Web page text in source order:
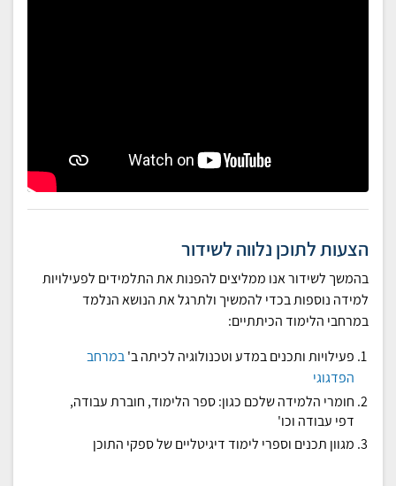
הצעות לתוכן נלווה לשידור
בהמשך לשידור אנו ממליצים להפנות את התלמידים לפעילויות
למידה נוספות בכדי להמשיך ולתרגל את הנושא הנלמד
במרחבי הלימוד הכיתתיים:
פעילויות ותכנים במדע וטכנולוגיה לכיתה ב'במרחב
הפדגוגי
חומרי הלמידה שלכם כגון: ספר הלימוד, חוברת עבודה,
דפי עבודה וכו'
מגוון תכנים וספרי לימוד דיגיטליים של ספקי התוכן